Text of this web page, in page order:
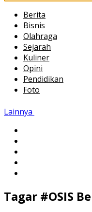
Berita
Bisnis
Olahraga
Sejarah
Kuliner
Opini
Pendidikan
Foto
Lainnya
Tagar #OSIS